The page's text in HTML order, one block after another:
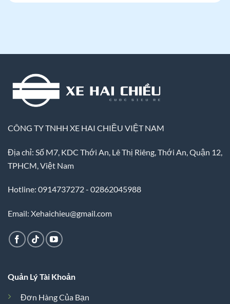
CÔNG TY TNHH XE HAI CHIỀU VIỆT NAM
Địa chỉ: Số M7, KDC Thới An, Lê Thị Riêng, Thới An, Quận 12,
TPHCM, Việt Nam
Hotline: 0914737272 - 02862045988
Email: Xehaichieu@gmail.com
Quản Lý Tài Khoản
Đơn Hàng Của Bạn